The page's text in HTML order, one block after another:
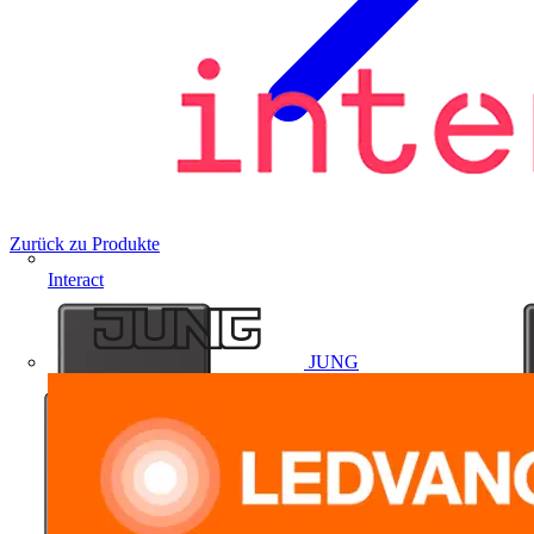
Interact
JUNG
Zurück zu Produkte